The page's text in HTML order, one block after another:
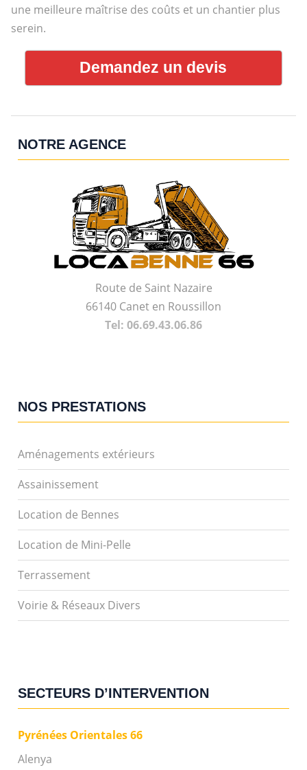
une meilleure maîtrise des coûts et un chantier plus
serein.
Demandez un devis
NOTRE AGENCE
Route de Saint Nazaire
66140 Canet en Roussillon
Tel: 06.69.43.06.86
NOS PRESTATIONS
Aménagements extérieurs
Assainissement
Location de Bennes
Location de Mini-Pelle
Terrassement
Voirie & Réseaux Divers
SECTEURS D’INTERVENTION
Pyrénées Orientales 66
Alenya